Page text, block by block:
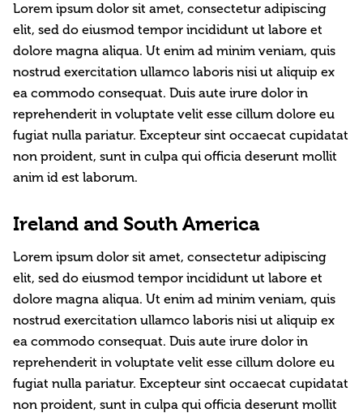
Lorem ipsum dolor sit amet, consectetur adipiscing
elit, sed do eiusmod tempor incididunt ut labore et
dolore magna aliqua. Ut enim ad minim veniam, quis
nostrud exercitation ullamco laboris nisi ut aliquip ex
ea commodo consequat. Duis aute irure dolor in
reprehenderit in voluptate velit esse cillum dolore eu
fugiat nulla pariatur. Excepteur sint occaecat cupidatat
non proident, sunt in culpa qui officia deserunt mollit
anim id est laborum.
Ireland and South America
Lorem ipsum dolor sit amet, consectetur adipiscing
elit, sed do eiusmod tempor incididunt ut labore et
dolore magna aliqua. Ut enim ad minim veniam, quis
nostrud exercitation ullamco laboris nisi ut aliquip ex
ea commodo consequat. Duis aute irure dolor in
reprehenderit in voluptate velit esse cillum dolore eu
fugiat nulla pariatur. Excepteur sint occaecat cupidatat
non proident, sunt in culpa qui officia deserunt mollit